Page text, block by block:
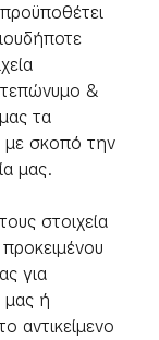
&
τα
με σκοπό την
μας.
στοιχεία
για
μας ή
αντικείμενο